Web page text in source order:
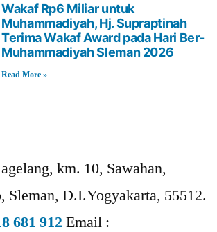
Wakaf Rp6 Miliar untuk
Muhammadiyah, Hj. Supraptinah
Terima Wakaf Award pada Hari Ber-
Muhammadiyah Sleman 2026
Read More »
km. 10, Sawahan,
Sleman, D.I.Yogyakarta, 55512.
681 912 Email :